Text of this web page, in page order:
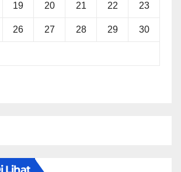
19 20 21 22 23
26 27 28 29 30